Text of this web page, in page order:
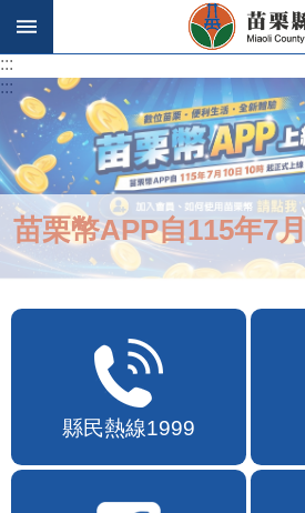
跳到主要內容區塊
:::
:::
苗栗幣APP自115年7
縣民熱線1999